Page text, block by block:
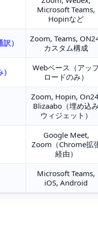
Microsoft Teams,
Hopinなど
）
Zoom, Teams,
カスタム構成
Webベース（アッ
ロードのみ）
Zoom, Hopin,
Blizaabo（埋め込み
ウィジェット）
Google Meet,
Zoom（Chrome拡
経由）
Microsoft Teams,
iOS, Android